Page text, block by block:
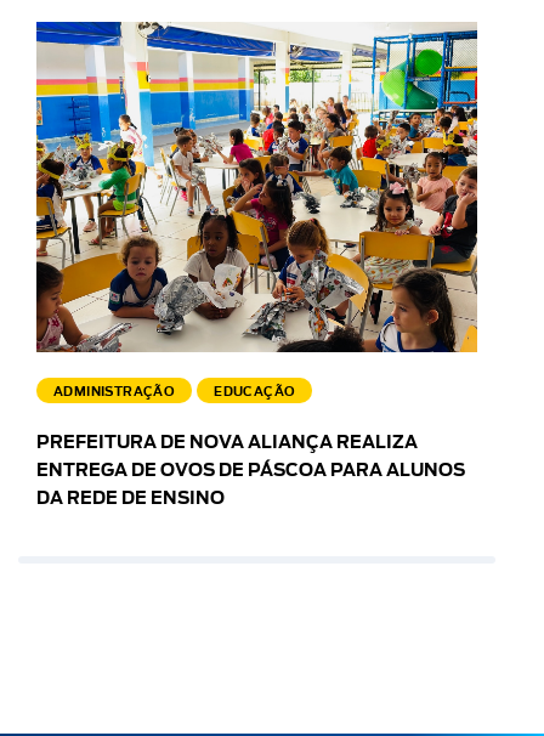
ADMINISTRAÇÃO EDUCAÇÃO
PREFEITURA DE NOVA ALIANÇA REALIZA
ENTREGA DE OVOS DE PÁSCOA PARA ALUNOS
DA REDE DE ENSINO